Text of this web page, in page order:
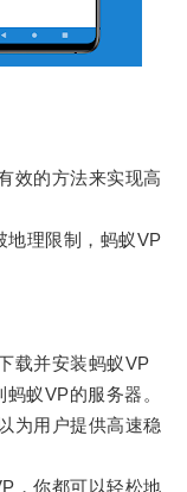
的方法来实现高
理限制，蚂蚁VP
并安装蚂蚁VP
蚁VP的服务器。
用户提供高速稳
你都可以轻松地